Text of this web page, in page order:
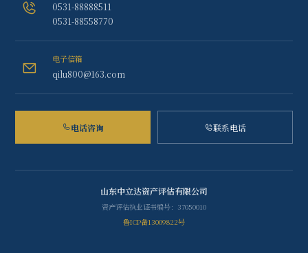
0531-88888511
0531-88558770
电子信箱
qilu800@163.com
电话咨询 联系电话
山东中立达资产评估有限公司
资产评估执业证书编号：37050010
鲁ICP备13009822号